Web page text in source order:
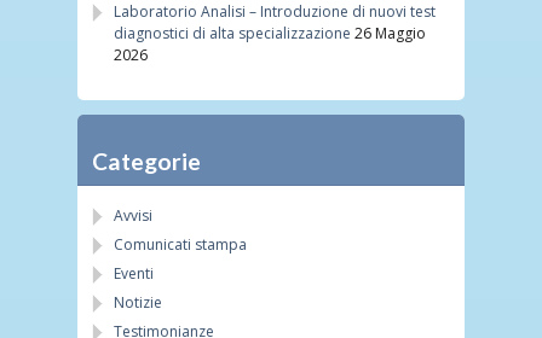
Laboratorio Analisi – Introduzione di nuovi test
diagnostici di alta specializzazione 26 Maggio
2026
Categorie
Avvisi
Comunicati stampa
Eventi
Notizie
Testimonianze